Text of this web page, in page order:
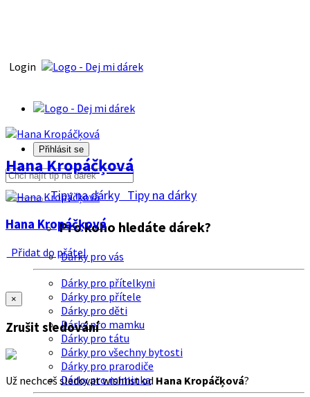
Login
Přihlásit se
Tipy na dárky Tipy na dárky
Pro koho hledáte dárek?
Dárky pro vás
Dárky pro přítelkyni
Dárky pro přítele
Dárky pro děti
Dárky pro mamku
Dárky pro tátu
Dárky pro všechny bytosti
Dárky pro prarodiče
Dárky pro miminka
Hana Kropáčķová
Hana Kropáčķová
Přidat do přátel
×
Zrušit sledování
Už nechceš sledovat wishlist od Hana Kropáčķová?